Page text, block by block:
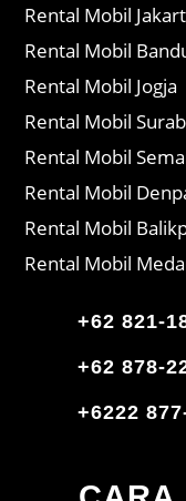
Rental Mobil
Rental Mobil
Rental Mobil Jogja
Rental Mobil
Rental Mobil
Rental Mobil
Rental Mobil
Rental Mobil
+62 821-
+62 878-
+6222